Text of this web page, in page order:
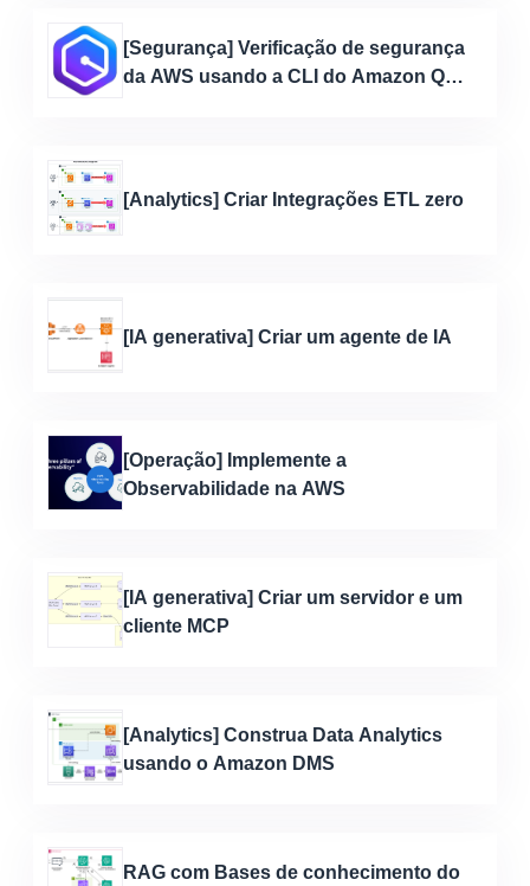
[Segurança] Verificação de segurança
da AWS usando a CLI do Amazon Q
[Analytics] Criar Integrações ETL zero
[IA generativa] Criar um agente de IA
[Operação] Implemente a
Observabilidade na AWS
[IA generativa] Criar um servidor e um
cliente MCP
[Analytics] Construa Data Analytics
usando o Amazon DMS
RAG com Bases de conhecimento do